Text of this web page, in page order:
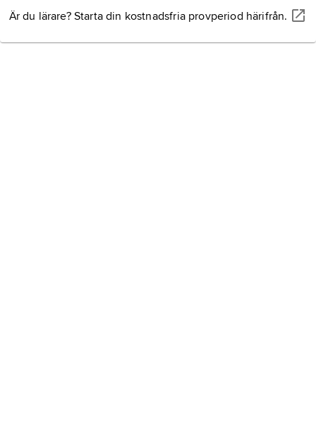
Är du lärare? Starta din kostnadsfria provperiod härifrån.